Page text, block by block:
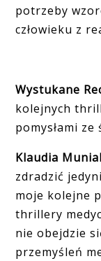
potrzeby
człowieku z
Wystukane
kolejnych
pomysłami
Klaudia
zdradzić
moje kolejne
thrillery
nie obejdzie
przemyśleń